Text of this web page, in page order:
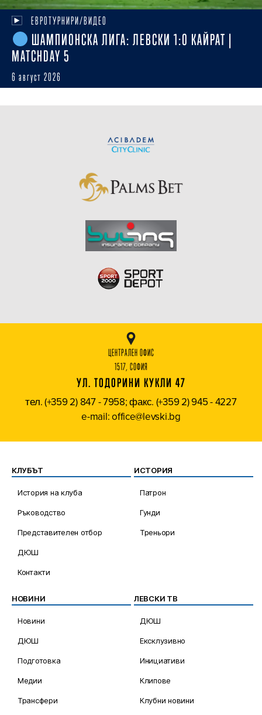
ЕВРОТУРНИРИ/ВИДЕО
ШАМПИОНСКА ЛИГА: ЛЕВСКИ 1:0 КАЙРАТ |
MATCHDAY 5
6 август 2026
ЦЕНТРАЛЕН ОФИС
1517, СОФИЯ
УЛ. ТОДОРИНИ КУКЛИ 47
тел. (+359 2) 847 - 7958; факс. (+359 2) 945 - 4227
e-mail: office@levski.bg
КЛУБЪТ
История на клуба
Ръководство
Представителен отбор
ДЮШ
Контакти
ИСТОРИЯ
Патрон
Гунди
Треньори
НОВИНИ
Новини
ДЮШ
Подготовка
Медии
Трансфери
ЛЕВСКИ ТВ
ДЮШ
Ексклузивно
Инициативи
Клипове
Клубни новини